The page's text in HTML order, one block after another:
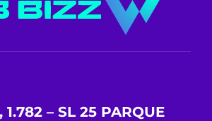
1.782 – SL 25 PARQUE